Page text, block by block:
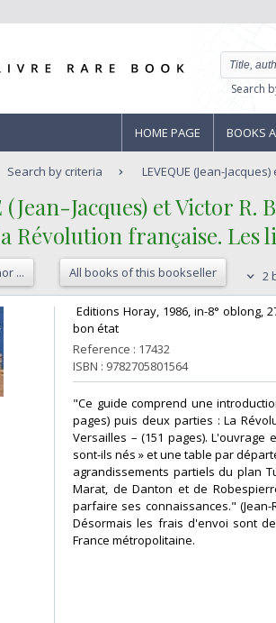
Search
HOME PAGE BOOKS
Search by criteria LEVEQUE (Jean-
(Jean-Jacques) et Victor R.
Révolution française. Les
... All books of this bookseller 2
Editions Horay, 1986, in-8°
bon état‎
Reference : 17432
ISBN : 9782705801564
‎"Ce guide comprend une
pages) puis deux parties : La
Versailles – (151 pages).
sont-ils nés » et une table par
agrandissements partiels du plan
Marat, de Danton et de
parfaire ses connaissances."
Désormais les frais d'envoi sont
France métropolitaine.‎